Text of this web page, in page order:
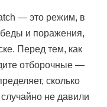
— это режим, в
и поражения,
Перед тем, как
отборочные —
сколько
не давили